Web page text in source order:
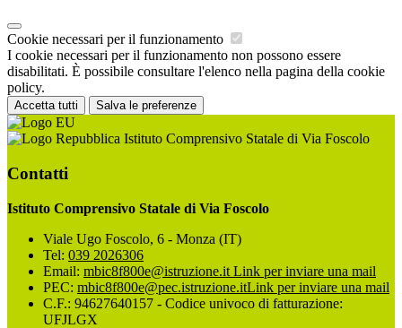
Cookie necessari per il funzionamento
I cookie necessari per il funzionamento non possono essere
disabilitati. È possibile consultare l'elenco nella pagina della cookie
policy.
Accetta tutti Salva le preferenze
Istituto Comprensivo Statale di Via Foscolo
Contatti
Istituto Comprensivo Statale di Via Foscolo
Viale Ugo Foscolo, 6 - Monza (IT)
Tel: 039 2026306
Email: mbic8f800e@istruzione.it Link per inviare una mail
PEC: mbic8f800e@pec.istruzione.itLink per inviare una mail
C.F.: 94627640157 - Codice univoco di fatturazione:
UFJLGX